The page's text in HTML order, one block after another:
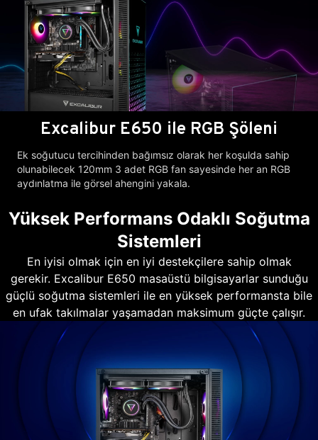
Excalibur E650 ile RGB Şöleni
Ek soğutucu tercihinden bağımsız olarak her koşulda sahip
olunabilecek 120mm 3 adet RGB fan sayesinde her an RGB
aydınlatma ile görsel ahengini yakala.
Yüksek Performans Odaklı Soğutma
Sistemleri
En iyisi olmak için en iyi destekçilere sahip olmak
gerekir. Excalibur E650 masaüstü bilgisayarlar sunduğu
güçlü soğutma sistemleri ile en yüksek performansta bile
en ufak takılmalar yaşamadan maksimum güçte çalışır.